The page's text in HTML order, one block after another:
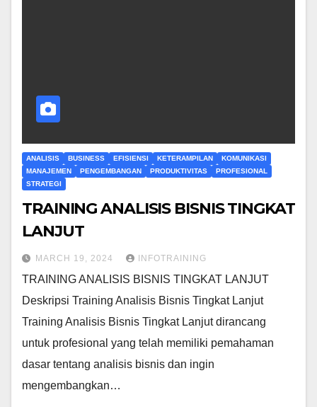
ANALISIS BUSINESS EFISIENSI KETERAMPILAN
KOMUNIKASI
MANAJEMEN
PENGEMBANGAN PRODUKTIVITAS
PROFESIONAL
STRATEGI
TRAINING ANALISIS BISNIS TINGKAT
LANJUT
MARCH 19, 2024 INFOTRAINING
TRAINING ANALISIS BISNIS TINGKAT LANJUT
Deskripsi Training Analisis Bisnis Tingkat Lanjut
Training Analisis Bisnis Tingkat Lanjut dirancang
untuk profesional yang telah memiliki pemahaman
dasar tentang analisis bisnis dan ingin
mengembangkan…